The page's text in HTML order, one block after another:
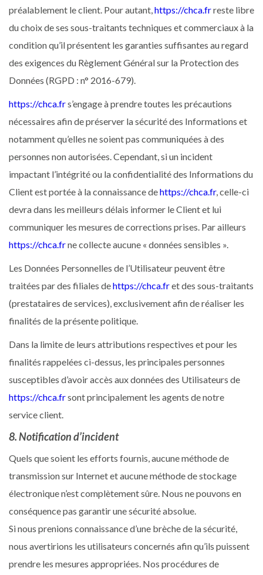
préalablement le client. Pour autant,https://chca.frreste libre
du choix de ses sous-traitants techniques et commerciaux à la
condition qu’il présentent les garanties suffisantes au regard
des exigences du Règlement Général sur la Protection des
Données (RGPD : n° 2016-679).
https://chca.frs’engage à prendre toutes les précautions
nécessaires afin de préserver la sécurité des Informations et
notamment qu’elles ne soient pas communiquées à des
personnes non autorisées. Cependant, si un incident
impactant l’intégrité ou la confidentialité des Informations du
Client est portée à la connaissance dehttps://chca.fr, celle-ci
devra dans les meilleurs délais informer le Client et lui
communiquer les mesures de corrections prises. Par ailleurs
https://chca.frne collecte aucune « données sensibles ».
Les Données Personnelles de l’Utilisateur peuvent être
traitées par des filiales dehttps://chca.fret des sous-traitants
(prestataires de services), exclusivement afin de réaliser les
finalités de la présente politique.
Dans la limite de leurs attributions respectives et pour les
finalités rappelées ci-dessus, les principales personnes
susceptibles d’avoir accès aux données des Utilisateurs de
https://chca.frsont principalement les agents de notre
service client.
8. Notification d’incident
Quels que soient les efforts fournis, aucune méthode de
transmission sur Internet et aucune méthode de stockage
électronique n’est complètement sûre. Nous ne pouvons en
conséquence pas garantir une sécurité absolue.
Si nous prenions connaissance d’une brèche de la sécurité,
nous avertirions les utilisateurs concernés afin qu’ils puissent
prendre les mesures appropriées. Nos procédures de